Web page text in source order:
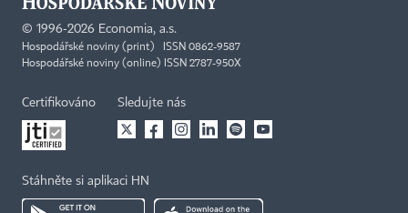
© 1996-2026 Economia, a.s.
Hospodářské noviny (print) ISSN 0862-9587
Hospodářské noviny (online) ISSN 2787-950X
Certifikováno Sledujte nás
Stáhněte si aplikaci HN